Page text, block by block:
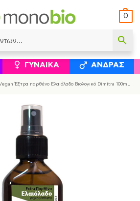
0
ΕΛΕΆΝΝΑ ΧΡΙΣΤΙΝΆΚΗ ΕΠΙΚΟΙΝΩΝΊΑ
ΔΙΑΤΡΟΦΉΣ ΦΥΣΙΚΆ
ΓΥΝΑΊΚΑ ΆΝΔΡΑΣ
Έξτρα παρθένο Ελαιόλαδο Βιολογικό Dimitra 100mL